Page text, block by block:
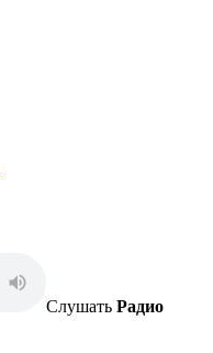
Слушать Радио